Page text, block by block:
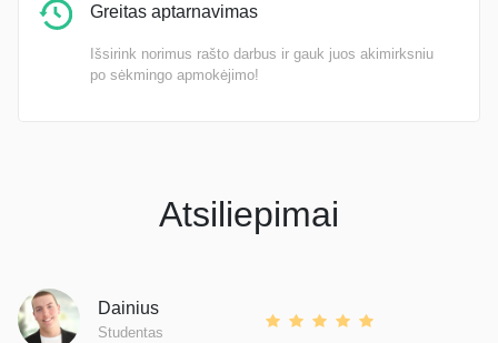
Greitas aptarnavimas
Išsirink norimus rašto darbus ir gauk juos akimirksniu
po sėkmingo apmokėjimo!
Atsiliepimai
Dainius
Studentas